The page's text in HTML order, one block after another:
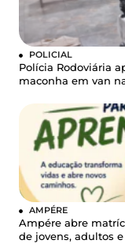
POLICIAL
Polícia Rodoviária
maconha em van
AMPÉRE
Ampére abre
de jovens, adultos